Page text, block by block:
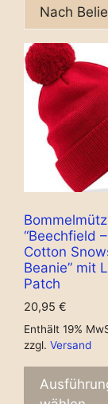
“Beechfield
Cotton
Beanie” mit
Patch
20,95 €
Enthält 19%
zzgl. Versand